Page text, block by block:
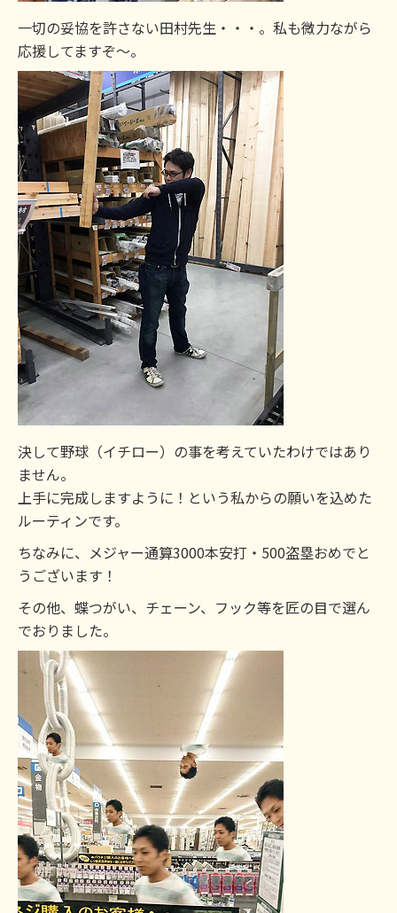
一切の妥協を許さない田村先生・・・。私も微力ながら
応援してますぞ～。
決して野球（イチロー）の事を考えていたわけではあり
ません。
上手に完成しますように！という私からの願いを込めた
ルーティンです。
ちなみに、メジャー通算3000本安打・500盗塁おめでと
うございます！
その他、蝶つがい、チェーン、フック等を匠の目で選ん
でおりました。